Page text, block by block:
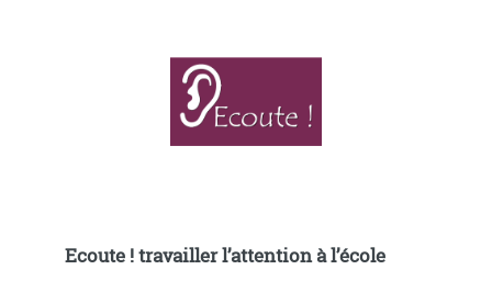
Ecoute ! travailler l’attention à l’école